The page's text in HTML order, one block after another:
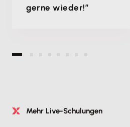
gerne wieder!”
Mehr Live-Schulungen